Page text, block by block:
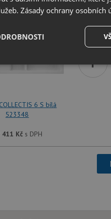
SET Blanco
6 S bílá
523348
411 Kčs DPH
+
Zásady ochrany osobních
Výkonové
cookie umožňují základní funkce
nutných souborů cookie správně